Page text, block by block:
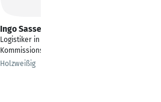
Ingo Sasse
Logistiker in der
Kommissionsbereich
Holzweißig